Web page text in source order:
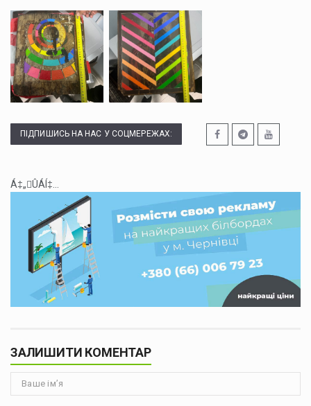
ПІДПИШИСЬ НА НАС У СОЦМЕРЕЖАХ:
Á‡„ÛÁÍ‡...
ЗАЛИШИТИ КОМЕНТАР